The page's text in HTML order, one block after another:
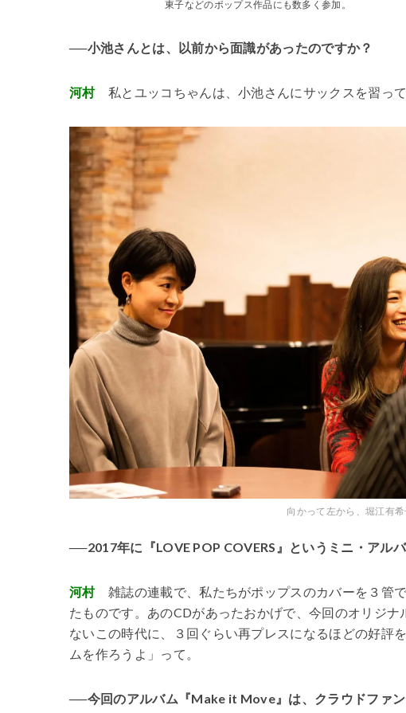
東子などのポップス作品にも数多く参加。
──小池さんとは、以前から面識があったのですか？
河村私とユッコちゃんは、小池さんにサックスを習って
向かって左から、堀江有希
──2017年に『LOVE POP COVERS』というミニ・アル
河村雑誌の連載で、私たちがポップスのカバーを３管
たものです。あのCDがあったおかげで、今回のオリジ
ないこの時代に、３回ぐらい再プレスになるほどの好評
ムを作ろうよ」って。
──今回のアルバム『Make it Move』は、クラウドファン